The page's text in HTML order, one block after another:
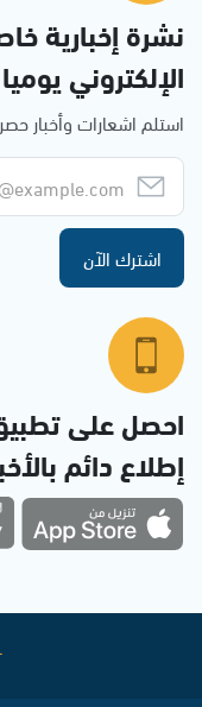
نشرة إخبارية
الإلكتروني يوميا
استلم اشعارات وأخبار
اشترك الآن
احصل على
إطلاع دائم